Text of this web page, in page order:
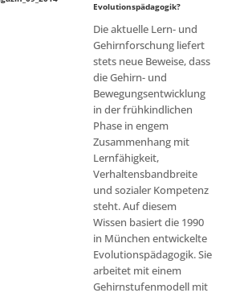
Evolutionspädagogik?
Die aktuelle Lern- und
Gehirnforschung liefert
stets neue Beweise, dass
die Gehirn- und
Bewegungsentwicklung
in der frühkindlichen
Phase in engem
Zusammenhang mit
Lernfähigkeit,
Verhaltensbandbreite
und sozialer Kompetenz
steht. Auf diesem
Wissen basiert die 1990
in München entwickelte
Evolutionspädagogik. Sie
arbeitet mit einem
Gehirnstufenmodell mit